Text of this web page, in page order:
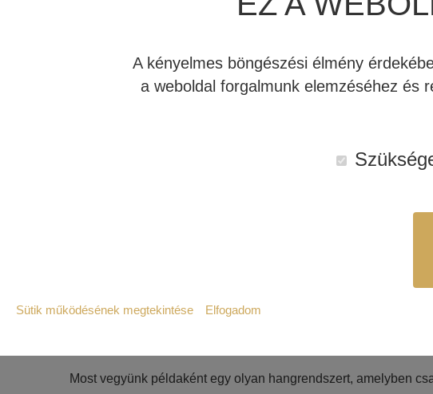
máris sokkal közelebb kerül egymáshoz a két ágazat ahhoz
külön-külön a REL mélyládák ezekben a rendszerekben?
Ma beleugrunk a REL 3-D vagy HT-3D házimozi
Pontosítva egy HD-3D rendszer azt jelenti, hogy mindegyik
tartalmazó REL mélyládákból épül fel. Hogy REL 3D vagy HT-
Most vegyünk példaként egy olyan hangrendszert, amelyben
A kényelmes böngészési élmény
a weboldal forgalmunk elemzéséhez és
Az weboldal működéséhez elengedhetetlenül szükséges
Statisztikai:
Sütik működésének megtekintése Elfogadom